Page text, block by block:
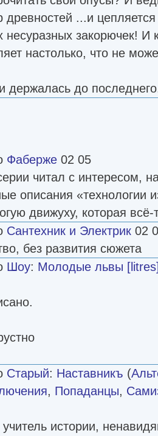
древностей ...и
несуразных закорючек! И
настолько, что не
держалась до
Фаберже 02 05
читал с интересом,
описания «технологии
движуху, которая всё-
Сантехник и Электрик 02
без развития сюжета
Шоу: Молодые львы
Старый: Наставникъ (
, Попаданцы,
истории,